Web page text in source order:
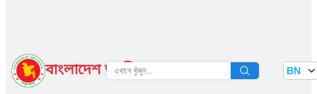
বাংলাদেশ জাতীয় তথ্য বাতায়ন BN